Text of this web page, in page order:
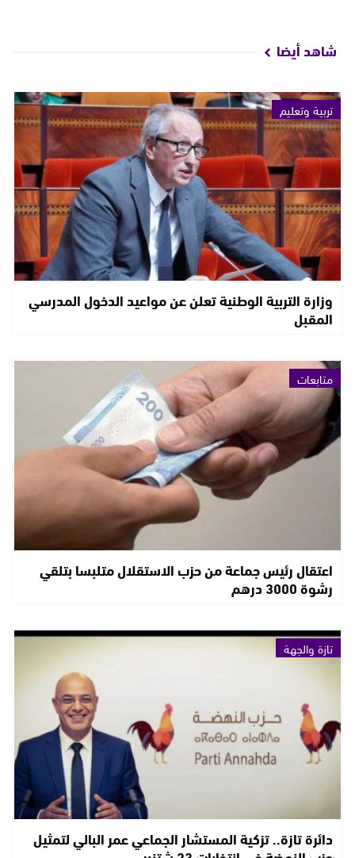
شاهد أيضا
تربية وتعليم
وزارة التربية الوطنية تعلن عن مواعيد الدخول المدرسي
المقبل
متابعات
اعتقال رئيس جماعة من حزب الاستقلال متلبسا بتلقي
رشوة 3000 درهم
تازة والجهة
دائرة تازة.. تزكية المستشار الجماعي عمر البالي لتمثيل